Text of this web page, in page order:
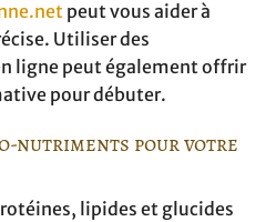
peut vous aider à
Utiliser des
ligne peut également offrir
pour débuter.
nutriments pour votre
lipides et glucides